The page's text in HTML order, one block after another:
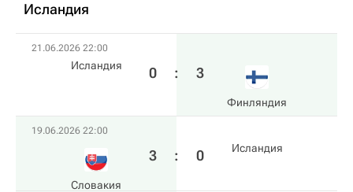
Исландия
21.06.2026 22:00
Исландия 0 : 3
Финляндия
19.06.2026 22:00
Словакия
3 : 0 Исландия